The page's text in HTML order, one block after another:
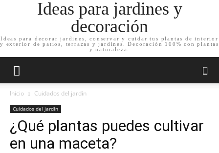
Ideas para jardines y
decoración
Ideas para decorar jardines, conservar y cuidar tus plantas de interior
y exterior de patios, terrazas y jardines. Decoración 100% con plantas
y naturaleza.
Inicio Cuidados del jardín
Cuidados del jardín
¿Qué plantas puedes cultivar
en una maceta?